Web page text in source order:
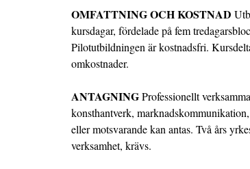
OMFATTNING OCH KOSTNAD
kursdagar, fördelade på fem
Pilotutbildningen är kostnadsfri.
omkostnader.
ANTAGNINGProfessionellt
konsthantverk,
eller motsvarande kan antas. Två års
verksamhet, krävs.